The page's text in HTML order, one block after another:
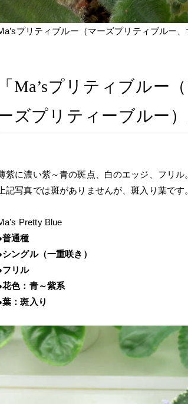
プリティブルー（マーズプリティブルー、
「Ma’sプリティブルー
ズプリティーブルー
紫に濃い紫～青の斑点、白のエッジ、フリル。
上記写真では斑がありませんが、斑入り葉です。
Pretty Blue
普通種
シングル（一重咲き）
フリル
花色：青～紫系
葉：斑入り